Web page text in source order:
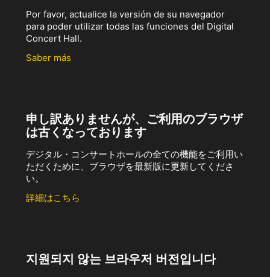
Por favor, actualice la versión de su navegador
para poder utilizar todas las funciones del Digital
Concert Hall.
Saber más
申し訳ありませんが、ご利用のブラウザ
は古くなっております
デジタル・コンサートホールの全ての機能をご利用い
ただくために、ブラウザを最新版に更新してくださ
い。
詳細はこちら
지원되지 않는 브라우저 버전입니다